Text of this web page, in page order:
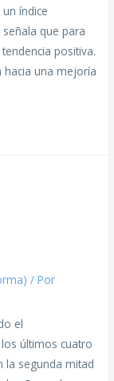
índice
que para
positiva.
hacia una mejoría
/ Por
el
últimos cuatro
la segunda mitad